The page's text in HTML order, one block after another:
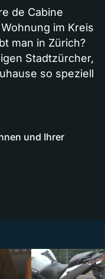
de Cabine
im Kreis
man in Zürich?
Stadtzürcher,
so speziell
und Ihrer